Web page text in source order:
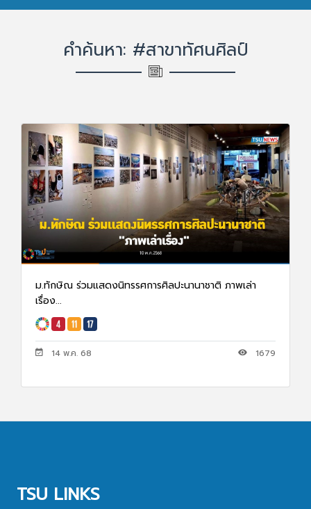
คำค้นหา: #สาขาทัศนศิลป์
ม.ทักษิณ ร่วมแสดงนิทรรศการศิลปะนานาชาติ ภาพเล่า
เรื่อง...
14 พ.ค. 68 1679
TSU LINKS